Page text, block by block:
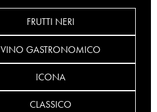
FRUTTI NERI
VINO GASTRONOMICO
ICONA
CLASSICO